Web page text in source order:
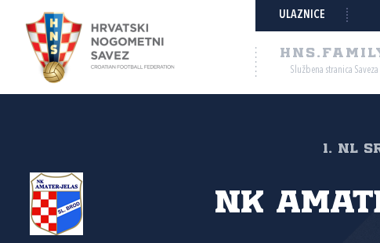
ULAZNICE
Službena stranica Saveza
1. NL
NK